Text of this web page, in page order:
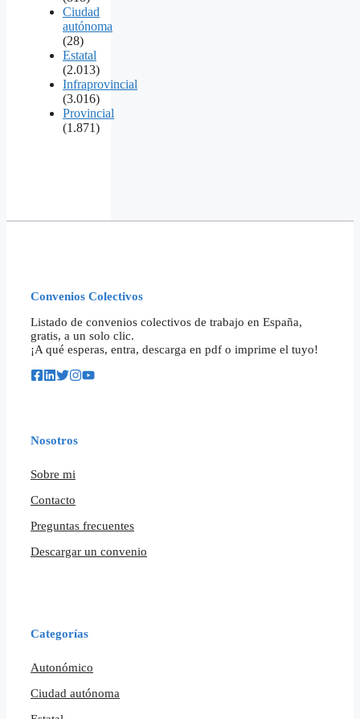
Ciudad
autónoma
(28)
Estatal
(2.013)
Infraprovincial
(3.016)
Provincial
(1.871)
Convenios Colectivos
Listado de convenios colectivos de trabajo en España,
gratis, a un solo clic.
¡A qué esperas, entra, descarga en pdf o imprime el tuyo!
Nosotros
Sobre mi
Contacto
Preguntas frecuentes
Descargar un convenio
Categorías
Autonómico
Ciudad autónoma